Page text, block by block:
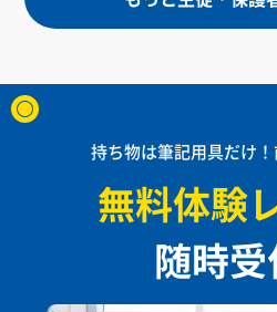
持ち物は筆記用具だけ
無料体験
随時